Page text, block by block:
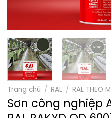
Trang chủ / RAL / RAL THEO
Sơn công nghiệp